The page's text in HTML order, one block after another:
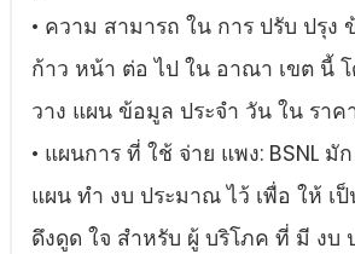
• ความ สามารถ ใน การ ปรับ ปรุง
ก้าว หน้า ต่อ ไป ใน อาณา เขต นี้
วาง แผน ข้อมูล ประจํา วัน ใน ราค
• แผนการ ที่ ใช้ จ่าย แพง: BSNL มั
แผน ทํา งบ ประมาณ ไว้ เพื่อ ให้ เ
ดึงดูด ใจ สําหรับ ผู้ บริโภค ที่ มี งบ